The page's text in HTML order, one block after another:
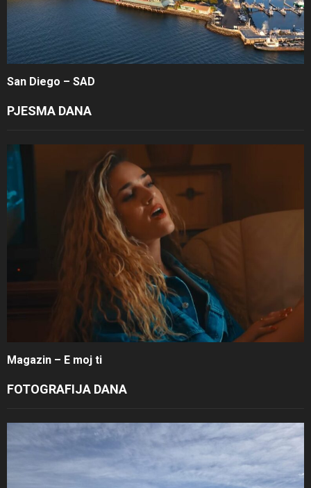
San Diego – SAD
PJESMA DANA
Magazin – E moj ti
FOTOGRAFIJA DANA